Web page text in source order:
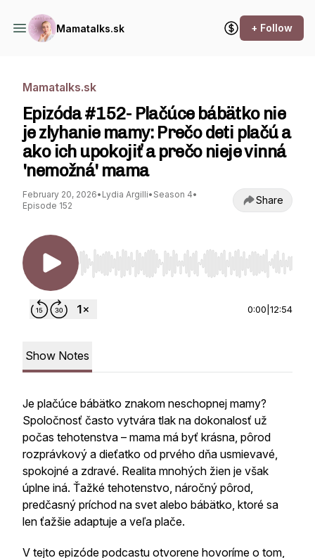
Mamatalks.sk + Follow
Mamatalks.sk
Epizóda #152- Plačúce bábätko nie
je zlyhanie mamy: Prečo deti plačú a
ako ich upokojiť a prečo nieje vinná
'nemožná' mama
February 20, 2026• Lydia Argilli• Season 4•
Episode 152
Share
Use Left/Right to seek, Home/End to jump to
0:00 12:54
Show Notes
Je plačúce bábätko znakom neschopnej mamy?
Spoločnosť často vytvára tlak na dokonalosť už
počas tehotenstva – mama má byť krásna, pôrod
rozprávkový a dieťatko od prvého dňa usmievavé,
spokojné a zdravé. Realita mnohých žien je však
úplne iná. Ťažké tehotenstvo, náročný pôrod,
predčasný príchod na svet alebo bábätko, ktoré sa
len ťažšie adaptuje a veľa plače.
V tejto epizóde podcastu otvorene hovoríme o tom,